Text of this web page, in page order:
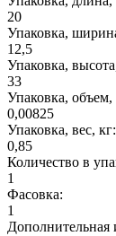
20
Упаковка,
12,5
Упаковка,
33
Упаковка, объем,
0,00825
Упаковка, вес, кг:
0,85
Количество в
1
Фасовка:
1